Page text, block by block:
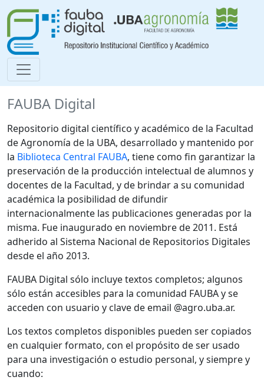
FAUBA Digital
Repositorio digital científico y académico de la Facultad
de Agronomía de la UBA, desarrollado y mantenido por
la Biblioteca Central FAUBA, tiene como fin garantizar la
preservación de la producción intelectual de alumnos y
docentes de la Facultad, y de brindar a su comunidad
académica la posibilidad de difundir
internacionalmente las publicaciones generadas por la
misma. Fue inaugurado en noviembre de 2011. Está
adherido al Sistema Nacional de Repositorios Digitales
desde el año 2013.
FAUBA Digital sólo incluye textos completos; algunos
sólo están accesibles para la comunidad FAUBA y se
acceden con usuario y clave de email @agro.uba.ar.
Los textos completos disponibles pueden ser copiados
en cualquier formato, con el propósito de ser usado
para una investigación o estudio personal, y siempre y
cuando: